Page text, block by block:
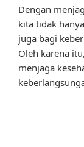
Dengan
kita tidak
juga bagi
Oleh karena
menjaga